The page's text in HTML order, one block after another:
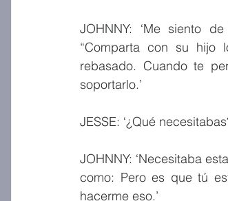
JOHNNY: ‘Me siento
“Comparta con su hijo
rebasado. Cuando te
soportarlo.’
JESSE: ‘¿Qué
JOHNNY: ‘Necesitaba
como: Pero es que tú
hacerme eso.’